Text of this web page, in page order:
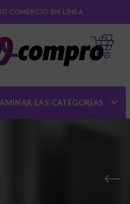
COMERCIO EN LINEA
LAS CATEGORÍAS